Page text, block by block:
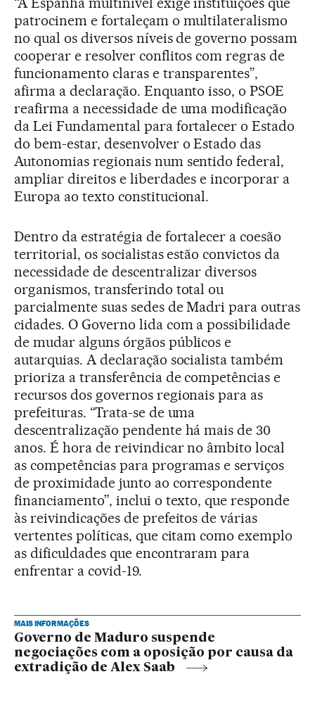
patrocinem e fortaleçam o multilateralismo
no qual os diversos níveis de governo possam
cooperar e resolver conflitos com regras de
funcionamento claras e transparentes”,
afirma a declaração. Enquanto isso, o PSOE
reafirma a necessidade de uma modificação
da Lei Fundamental para fortalecer o Estado
do bem-estar, desenvolver o Estado das
Autonomias regionais num sentido federal,
ampliar direitos e liberdades e incorporar a
Europa ao texto constitucional.
Dentro da estratégia de fortalecer a coesão
territorial, os socialistas estão convictos da
necessidade de descentralizar diversos
organismos, transferindo total ou
parcialmente suas sedes de Madri para outras
cidades. O Governo lida com a possibilidade
de mudar alguns órgãos públicos e
autarquias. A declaração socialista também
prioriza a transferência de competências e
recursos dos governos regionais para as
prefeituras. “Trata-se de uma
descentralização pendente há mais de 30
anos. É hora de reivindicar no âmbito local
as competências para programas e serviços
de proximidade junto ao correspondente
financiamento”, inclui o texto, que responde
às reivindicações de prefeitos de várias
vertentes políticas, que citam como exemplo
as dificuldades que encontraram para
enfrentar a covid-19.
MAIS INFORMAÇÕES
Governo de Maduro suspende
negociações com a oposição por causa da
extradição de Alex Saab